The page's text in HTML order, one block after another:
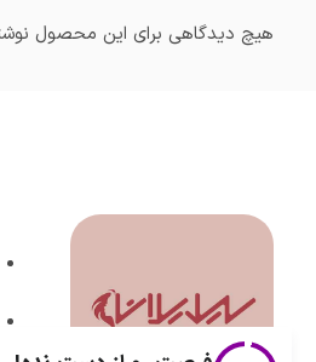
هیچ دیدگاهی برای این محصول